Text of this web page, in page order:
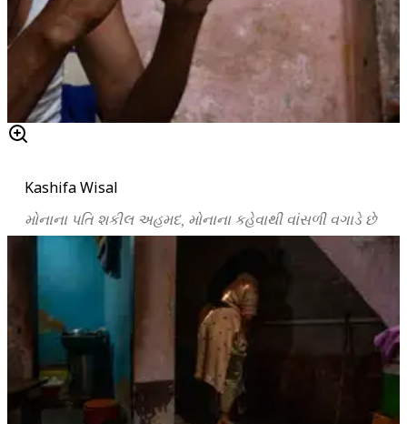
Kashifa Wisal
મોનાના પતિ શકીલ અહમદ, મોનાના કહેવાથી વાંસળી વગાડે છે